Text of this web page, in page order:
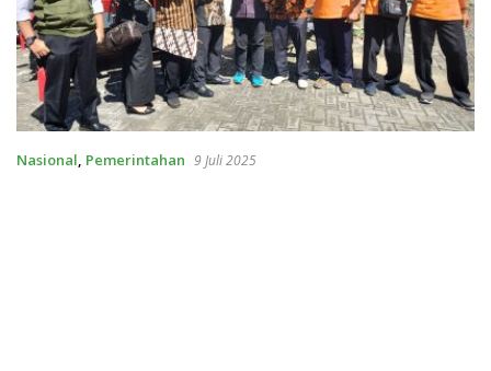
Nasional, Pemerintahan 9 Juli 2025